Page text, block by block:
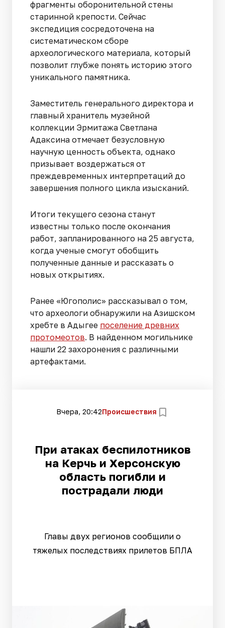
фрагменты оборонительной стены
старинной крепости. Сейчас
экспедиция сосредоточена на
систематическом сборе
археологического материала, который
позволит глубже понять историю этого
уникального памятника.
Заместитель генерального директора и
главный хранитель музейной
коллекции Эрмитажа Светлана
Адаксина отмечает безусловную
научную ценность объекта, однако
призывает воздержаться от
преждевременных интерпретаций до
завершения полного цикла изысканий.
Итоги текущего сезона станут
известны только после окончания
работ, запланированного на 25 августа,
когда ученые смогут обобщить
полученные данные и рассказать о
новых открытиях.
Ранее «Югополис» рассказывал о том,
что археологи обнаружили на Азишском
хребте в Адыгее поселение древних
протомеотов. В найденном могильнике
нашли 22 захоронения с различными
артефактами.
Вчера, 20:42Происшествия
При атаках беспилотников
на Керчь и Херсонскую
область погибли и
пострадали люди
Главы двух регионов сообщили о
тяжелых последствиях прилетов БПЛА